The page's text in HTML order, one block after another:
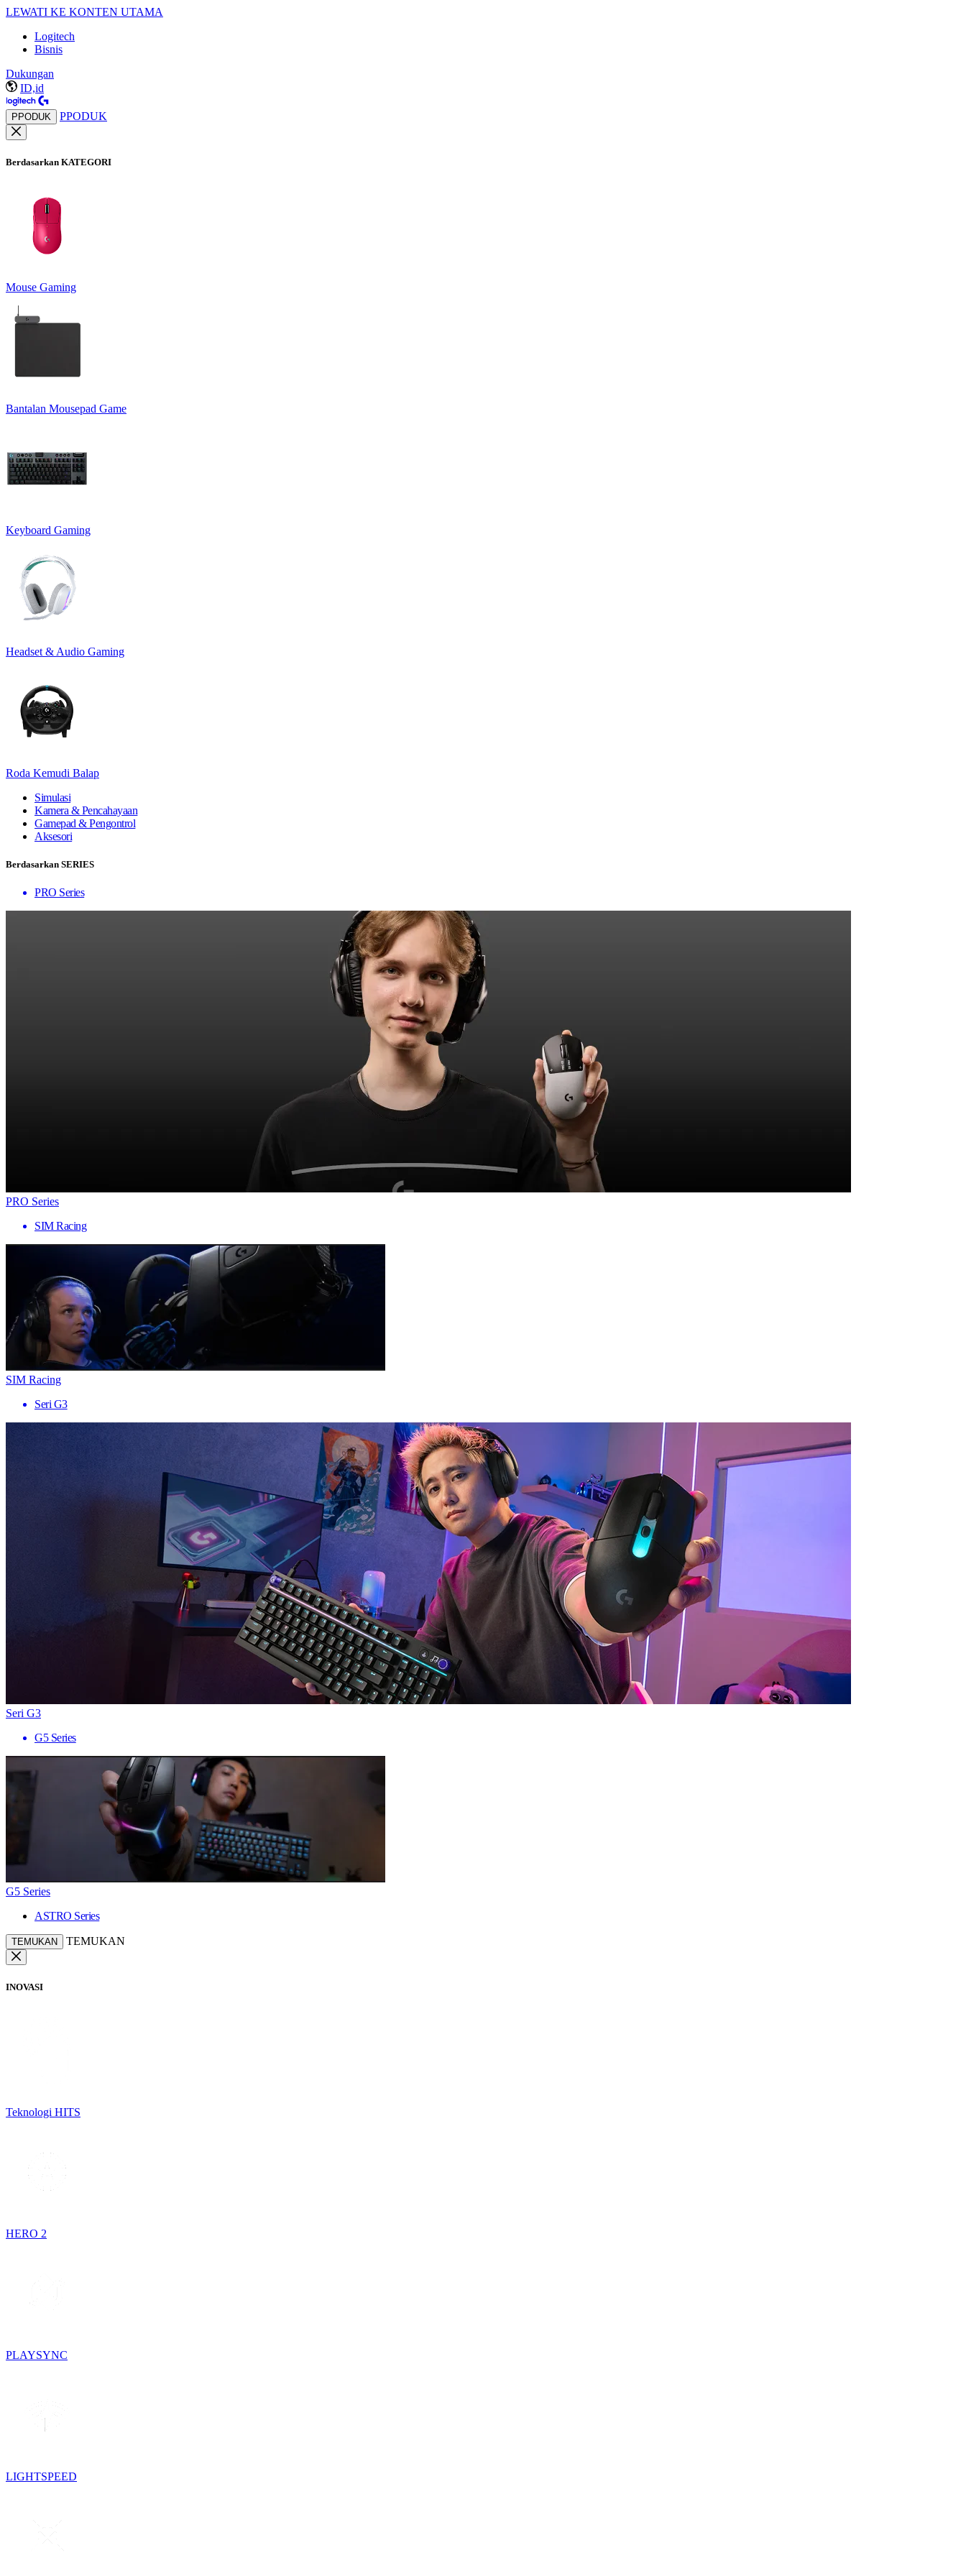
LEWATI KE KONTEN UTAMA
Logitech
Bisnis
Dukungan
ID,id
PPODUK PPODUK
Berdasarkan KATEGORI
Mouse Gaming
Bantalan Mousepad Game
Keyboard Gaming
Headset & Audio Gaming
Roda Kemudi Balap
Simulasi
Kamera & Pencahayaan
Gamepad & Pengontrol
Aksesori
Berdasarkan SERIES
PRO Series
PRO Series
SIM Racing
SIM Racing
Seri G3
Seri G3
G5 Series
G5 Series
ASTRO Series
TEMUKAN TEMUKAN
INOVASI
Teknologi HITS
HERO 2
PLAYSYNC
LIGHTSPEED